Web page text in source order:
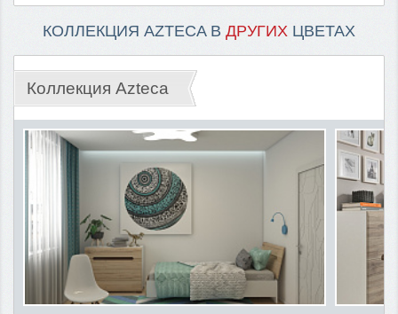
КОЛЛЕКЦИЯ AZTECA В ДРУГИХ ЦВЕТАХ
Коллекция Azteca